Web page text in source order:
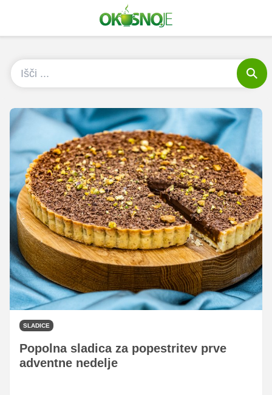
SLADICE
Popolna sladica za popestritev prve
adventne nedelje